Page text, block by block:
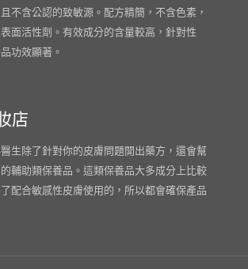
不含公認的致敏源。配方精簡，不含色素，
面活性劑。有效成分的含量較高，針對性
功效顯著。
店
生除了針對你的皮膚問題開出藥方，還會幫
輔助類保養品。這類保養品大多成分上比較
配合敏感性皮膚使用的，所以都會確保產品